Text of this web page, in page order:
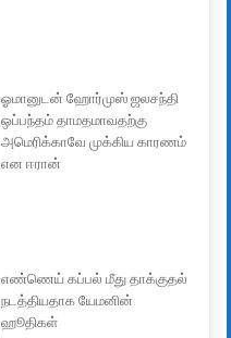
ஓமானுடன் ஹோர்முஸ் ஜலசந்தி
ஒப்பந்தம் தாமதமாவதற்கு
அமெரிக்காவே முக்கிய காரணம்
என ஈரான்
எண்ணெய் கப்பல் மீது தாக்குதல்
நடத்தியதாக யேமனின்
ஹூதிகள்